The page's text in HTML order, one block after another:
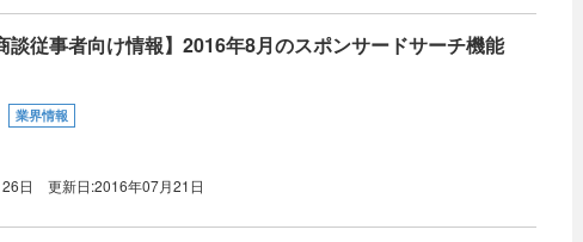
談従事者向け情報】2016年8月のスポンサードサーチ機能
業界情報
日 更新日:2016年07月21日